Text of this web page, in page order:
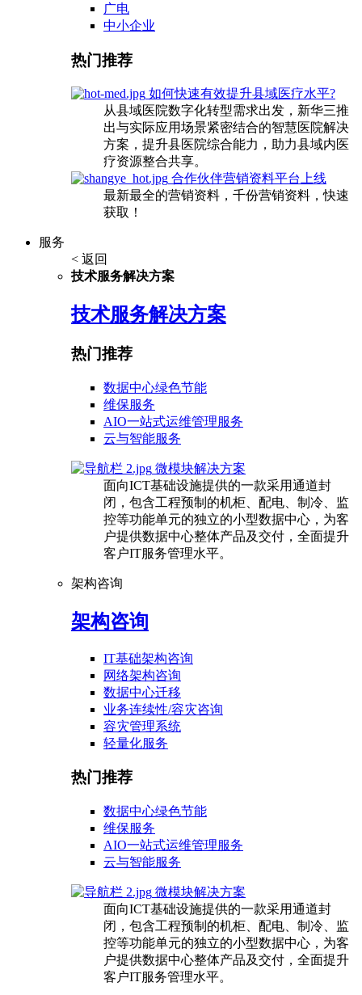
广电
中小企业
热门推荐
如何快速有效提升县域医疗水平?
从县域医院数字化转型需求出发，新华三推
出与实际应用场景紧密结合的智慧医院解决
方案，提升县医院综合能力，助力县域内医
疗资源整合共享。
合作伙伴营销资料平台上线
最新最全的营销资料，千份营销资料，快速
获取！
服务
< 返回
技术服务解决方案
技术服务解决方案
热门推荐
数据中心绿色节能
维保服务
AIO一站式运维管理服务
云与智能服务
微模块解决方案
面向ICT基础设施提供的一款采用通道封
闭，包含工程预制的机柜、配电、制冷、监
控等功能单元的独立的小型数据中心，为客
户提供数据中心整体产品及交付，全面提升
客户IT服务管理水平。
架构咨询
架构咨询
IT基础架构咨询
网络架构咨询
数据中心迁移
业务连续性/容灾咨询
容灾管理系统
轻量化服务
热门推荐
数据中心绿色节能
维保服务
AIO一站式运维管理服务
云与智能服务
微模块解决方案
面向ICT基础设施提供的一款采用通道封
闭，包含工程预制的机柜、配电、制冷、监
控等功能单元的独立的小型数据中心，为客
户提供数据中心整体产品及交付，全面提升
客户IT服务管理水平。